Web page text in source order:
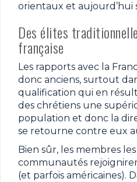
orientaux et aujourd’hui
Des élites
française
Les rapports avec la
donc anciens, surtout
qualification qui en
des chrétiens une
population et donc la
se retourne contre eux
Bien sûr, les membres
communautés
(et parfois américaines).